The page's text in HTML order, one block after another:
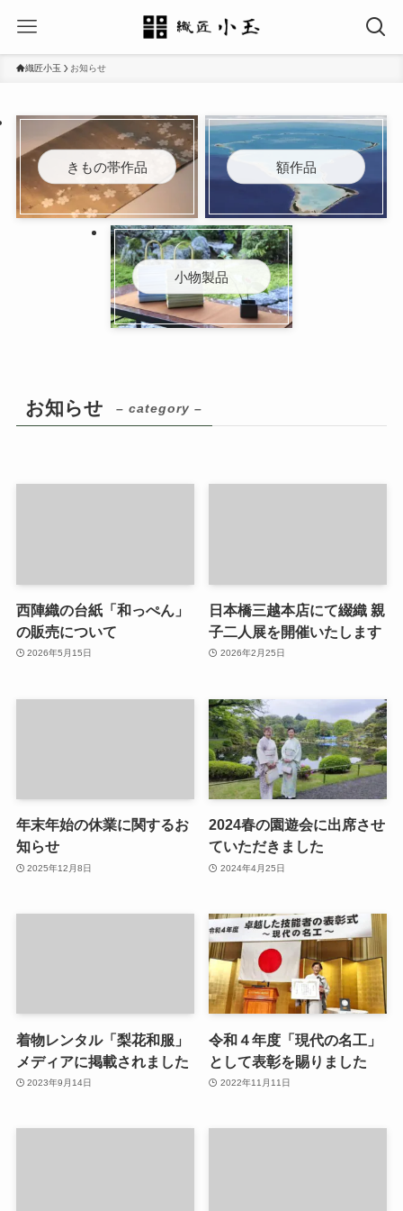
織匠小玉 お知らせ
きもの帯作品 額作品
小物製品
お知らせ – category –
西陣織の台紙「和っぺん」
の販売について
2026年5月15日
日本橋三越本店にて綴織 親
子二人展を開催いたします
2026年2月25日
年末年始の休業に関するお
知らせ
2025年12月8日
2024春の園遊会に出席させ
ていただきました
2024年4月25日
着物レンタル「梨花和服」
メディアに掲載されました
2023年9月14日
令和４年度「現代の名工」
として表彰を賜りました
2022年11月11日